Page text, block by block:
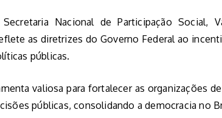
Nacional de Participação Social,
as diretrizes do Governo Federal ao
públicas.
valiosa para fortalecer as organizações
públicas, consolidando a democracia no